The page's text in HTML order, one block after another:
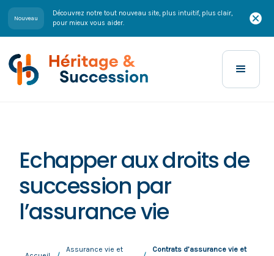
Nouveau
Découvrez notre tout nouveau site, plus intuitif, plus clair,
pour mieux vous aider.
Echapper aux droits de
succession par
l’assurance vie
Assurance vie et
Contrats d’assurance vie et